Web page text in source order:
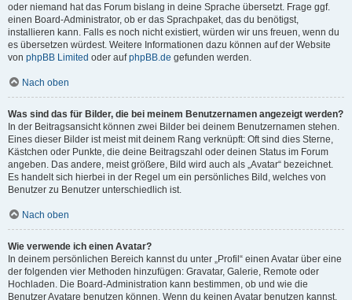
oder niemand hat das Forum bislang in deine Sprache übersetzt. Frage ggf.
einen Board-Administrator, ob er das Sprachpaket, das du benötigst,
installieren kann. Falls es noch nicht existiert, würden wir uns freuen, wenn du
es übersetzen würdest. Weitere Informationen dazu können auf der Website
von phpBB Limited oder aufphpBB.de gefunden werden.
Nach oben
Was sind das für Bilder, die bei meinem Benutzernamen angezeigt werden?
In der Beitragsansicht können zwei Bilder bei deinem Benutzernamen stehen.
Eines dieser Bilder ist meist mit deinem Rang verknüpft: Oft sind dies Sterne,
Kästchen oder Punkte, die deine Beitragszahl oder deinen Status im Forum
angeben. Das andere, meist größere, Bild wird auch als „Avatar“ bezeichnet.
Es handelt sich hierbei in der Regel um ein persönliches Bild, welches von
Benutzer zu Benutzer unterschiedlich ist.
Nach oben
Wie verwende ich einen Avatar?
In deinem persönlichen Bereich kannst du unter „Profil“ einen Avatar über eine
der folgenden vier Methoden hinzufügen: Gravatar, Galerie, Remote oder
Hochladen. Die Board-Administration kann bestimmen, ob und wie die
Benutzer Avatare benutzen können. Wenn du keinen Avatar benutzen kannst,